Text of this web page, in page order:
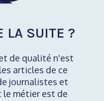
LA SUITE ?
de qualité n'est
articles de ce
journalistes et
le métier est de